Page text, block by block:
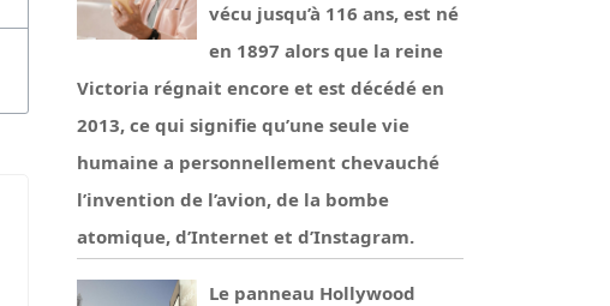
vécu jusqu’à 116 ans, est né
en 1897 alors que la reine
Victoria régnait encore et est décédé en
2013, ce qui signifie qu’une seule vie
humaine a personnellement chevauché
l’invention de l’avion, de la bombe
atomique, d’Internet et d’Instagram.
Le panneau Hollywood